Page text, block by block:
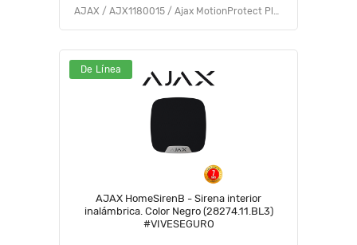
AJAX / AJX1180015 / Ajax MotionProtect Plus (9NA)
De Línea
AJAX HomeSirenB - Sirena interior
inalámbrica. Color Negro (28274.11.BL3)
#VIVESEGURO